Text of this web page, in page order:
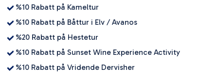
%10 Rabatt på Kameltur
%10 Rabatt på Båttur i Elv / Avanos
%20 Rabatt på Hestetur
%10 Rabatt på Sunset Wine Experience Activity
%10 Rabatt på Vridende Dervisher